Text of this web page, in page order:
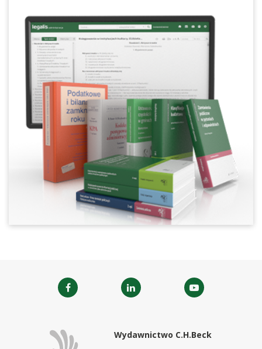
Wydawnictwo C.H.Beck